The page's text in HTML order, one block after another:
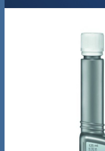
Crossipyörän osat
Moottoripyörän osat
Moottorikelkan osat
Puutarha ja metsä